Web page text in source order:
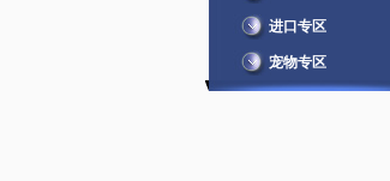
进口专区
宠物专区